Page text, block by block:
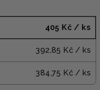
405 Kč / ks
392,85 Kč / ks
384,75 Kč / ks